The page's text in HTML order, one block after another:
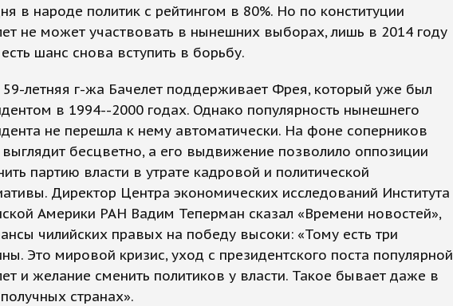
в народе политик с рейтингом в 80%. Но по конституции
не может участвовать в нынешних выборах, лишь в 2014 году
шанс снова вступить в борьбу.
летняя г-жа Бачелет поддерживает Фрея, который уже был
в 1994--2000 годах. Однако популярность нынешнего
не перешла к нему автоматически. На фоне соперников
бесцветно, а его выдвижение позволило оппозиции
партию власти в утрате кадровой и политической
Директор Центра экономических исследований Института
Америки РАН Вадим Теперман сказал «Времени новостей»,
чилийских правых на победу высоки: «Тому есть три
Это мировой кризис, уход с президентского поста популярной
и желание сменить политиков у власти. Такое бывает даже в
странах».